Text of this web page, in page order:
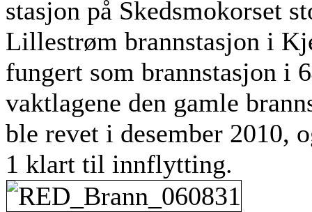
stasjon på Skedsmokorset
Lillestrøm brannstasjon i
fungert som brannstasjon i
vaktlagene den gamle
ble revet i desember 2010,
1 klart til innflytting.